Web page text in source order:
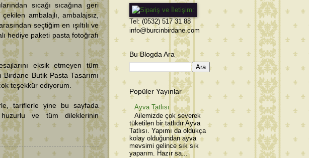
sıcağı sıcağına geri
ambalajlı, ambalajsız,
seçtiğim en ışıltılı ve
hediye paketi pasta fotoğrafı
eksik etmeyen tüm
Butik Pasta Tasarımı
teşekkür ediyorum.
tariflerle yine bu sayfada
ve tüm dileklerinin
Tel: (0532) 517 31 88
info@burcinbirdane.com
Bu Blogda Ara
Popüler Yayınlar
Ayva Tatlısı
Ailemizde çok severek
tüketilen bir tatlıdır Ayva
Tatlısı. Yapımı da oldukça
kolay olduğundan ayva
mevsimi gelince sık sık
yaparım. Hazır sa...